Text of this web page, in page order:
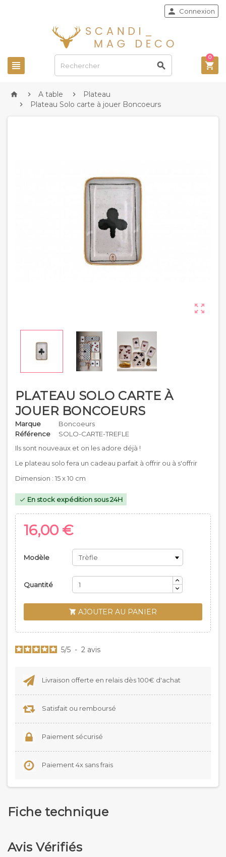
 
 Connexion

0
  A table  Plateau
 Plateau Solo carte à jouer Boncoeurs

PLATEAU SOLO CARTE À
JOUER BONCOEURS
Marque
Boncoeurs
Référence
SOLO-CARTE-TREFLE
Ils sont nouveaux et on les adore déjà !
Le plateau solo fera un cadeau parfait à offrir ou à s'offrir
Dimension : 15 x 10 cm
 En stock expédition sous 24H
16,00 €
Modèle
Quantité
 AJOUTER AU PANIER
5/5 - 2 avis
Livraison offerte en relais dès 100€ d'achat
Satisfait ou remboursé
Paiement sécurisé
Paiement 4x sans frais
Fiche technique
Avis Vérifiés